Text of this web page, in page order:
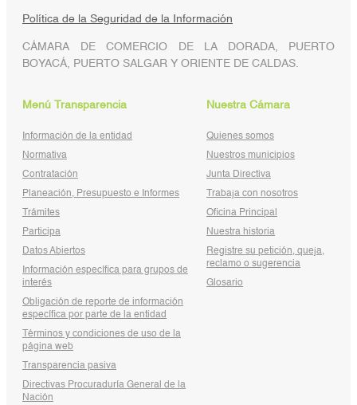
Política de la Seguridad de la Información
CÁMARA DE COMERCIO DE LA DORADA, PUERTO
BOYACÁ, PUERTO SALGAR Y ORIENTE DE CALDAS.
Menú Transparencia
Información de la entidad
Normativa
Contratación
Planeación, Presupuesto e Informes
Trámites
Participa
Datos Abiertos
Información específica para grupos de
interés
Obligación de reporte de información
específica por parte de la entidad
Términos y condiciones de uso de la
página web
Transparencia pasiva
Directivas Procuraduría General de la
Nación
Nuestra Cámara
Quienes somos
Nuestros municipios
Junta Directiva
Trabaja con nosotros
Oficina Principal
Nuestra historia
Registre su petición, queja,
reclamo o sugerencia
Glosario